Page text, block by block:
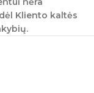
Kliento kaltės